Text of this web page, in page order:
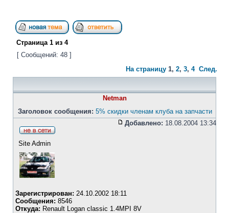
Страница 1 из 4
[ Сообщений: 48 ]
На страницу 1, 2, 3, 4 След.
Netman
Заголовок сообщения: 5% скидки членам клуба на запчасти
Добавлено: 18.08.2004 13:34
Site Admin
Зарегистрирован: 24.10.2002 18:11
Сообщения: 8546
Откуда: Renault Logan classic 1.4MPI 8V